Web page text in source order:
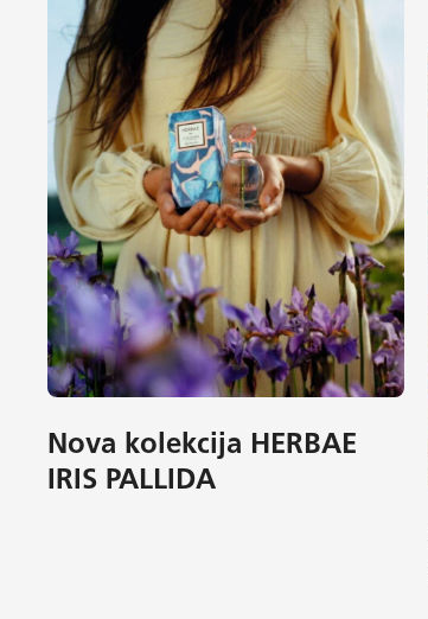
Nova kolekcija HERBAE
IRIS PALLIDA